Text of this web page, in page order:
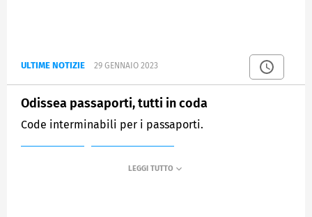
ULTIME NOTIZIE 29 GENNAIO 2023
Odissea passaporti, tutti in coda
Code interminabili per i passaporti.